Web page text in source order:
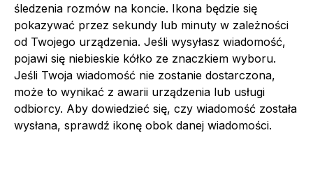
śledzenia rozmów na koncie. Ikona będzie się
pokazywać przez sekundy lub minuty w zależności
od Twojego urządzenia. Jeśli wysyłasz wiadomość,
pojawi się niebieskie kółko ze znaczkiem wyboru.
Jeśli Twoja wiadomość nie zostanie dostarczona,
może to wynikać z awarii urządzenia lub usługi
odbiorcy. Aby dowiedzieć się, czy wiadomość została
wysłana, sprawdź ikonę obok danej wiadomości.